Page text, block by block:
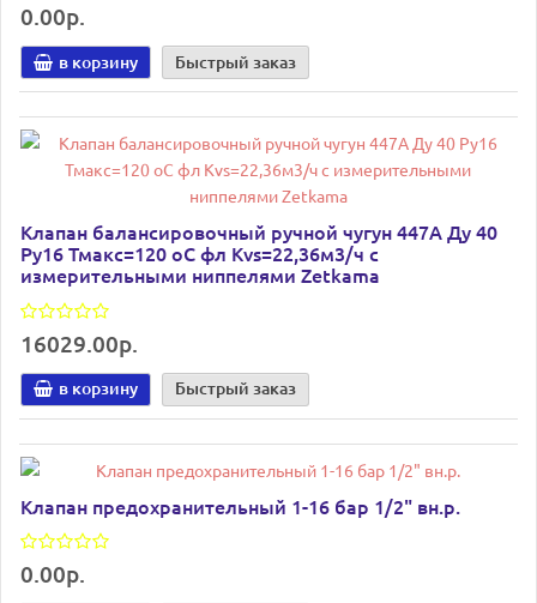
0.00р.
в корзину Быстрый заказ
Клапан балансировочный ручной чугун 447A Ду 40
Ру16 Тмакс=120 оС фл Kvs=22,36м3/ч с
измерительными ниппелями Zetkama
16029.00р.
в корзину Быстрый заказ
Клапан предохранительный 1-16 бар 1/2" вн.р.
0.00р.